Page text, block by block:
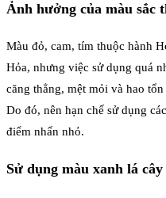
Ảnh hưởng của màu sắc
Màu đỏ, cam, tím thuộc hành
Hỏa, nhưng việc sử dụng quá
căng thẳng, mệt mỏi và hao
Do đó, nên hạn chế sử dụng
điểm nhấn nhỏ.
Sử dụng màu xanh lá